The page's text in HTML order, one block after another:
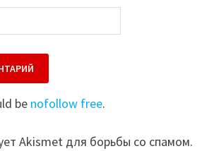
be nofollow free.
Akismet для борьбы со спамом.